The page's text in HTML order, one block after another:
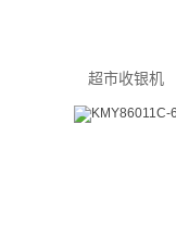
超市收银机